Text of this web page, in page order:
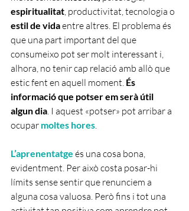
espiritualitat, productivitat, tecnologia o
estil de vida entre altres. El problema és
que una part important del que
consumeixo pot ser molt interessant i,
alhora, no tenir cap relació amb allò que
estic fent en aquell moment. És
informació que potser em serà útil
algun dia. I aquest «potser» pot arribar a
ocupar moltes hores.
L’aprenentatge és una cosa bona,
evidentment. Per això costa posar-hi
límits sense sentir que renunciem a
alguna cosa valuosa. Però fins i tot una